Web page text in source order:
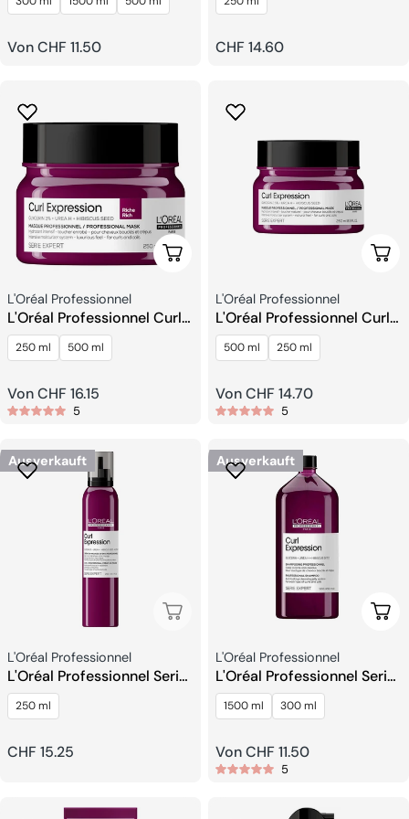
Moisture Shampoo
Regulärer
Von CHF 11.50
Definition Activator
Regulärer
CHF 14.60
Wählen Sie Optionen
Verkäufer:
L'Oréal Professionnel
L'Oréal Professionnel Curl
Expression Intensive
Feuchtigkeitsmaske
250 ml 500 ml
Regulärer
Preis
Von CHF 16.15
5
Verkäufer:
L'Oréal Professionnel
L'Oréal Professionnel Curl
Expression Intense
Moisturizing Mask
500 ml 250 ml
Regulärer
Preis
Von CHF 14.70
5
Ausverkauft
Ausverkauft
Verkäufer:
L'Oréal Professionnel
L'Oréal Professionnel Serie
Expert Curl Expression 10
in1 Cream In Mousse
250 ml
Regulärer
CHF 15.25
Ausverkauft
Verkäufer:
L'Oréal Professionnel
L'Oréal Professionnel Serie
Expert Curl Expression
Shampoo
1500 ml 300 ml
Regulärer
Preis
Von CHF 11.50
5